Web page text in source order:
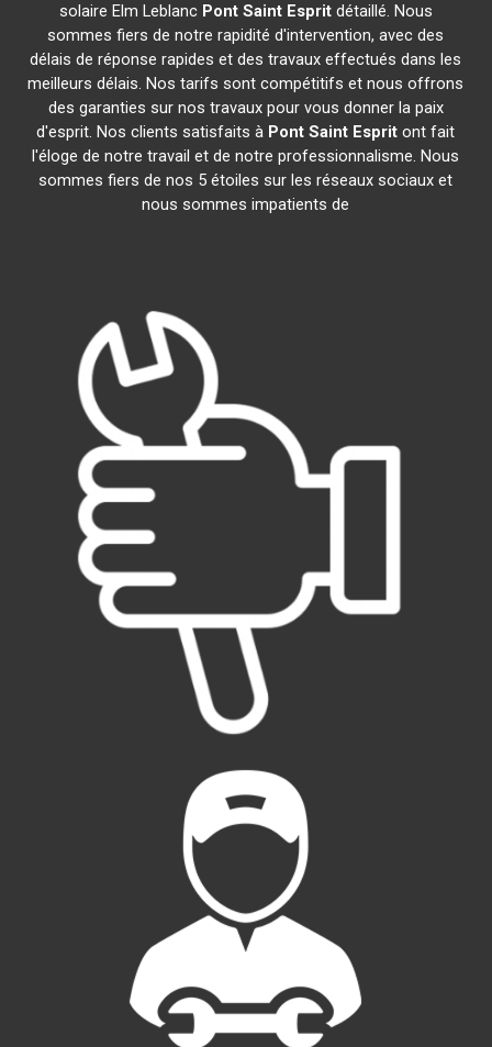
solaire Elm Leblanc Pont Saint Espritdétaillé. Nous
sommes fiers de notre rapidité d'intervention, avec des
délais de réponse rapides et des travaux effectués dans les
meilleurs délais. Nos tarifs sont compétitifs et nous offrons
des garanties sur nos travaux pour vous donner la paix
d'esprit. Nos clients satisfaits à Pont Saint Esprit ont fait
l'éloge de notre travail et de notre professionnalisme. Nous
sommes fiers de nos 5 étoiles sur les réseaux sociaux et
nous sommes impatients de